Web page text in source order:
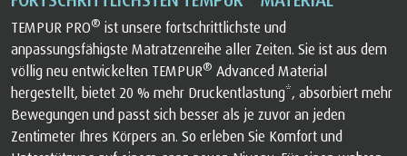
TEMPUR PRO® ist unsere fortschrittlichste und
anpassungsfähigste Matratzenreihe aller Zeiten. Sie ist aus dem
völlig neu entwickelten TEMPUR® Advanced Material
hergestellt, bietet 20 % mehr Druckentlastung*, absorbiert mehr
Bewegungen und passt sich besser als je zuvor an jeden
Zentimeter Ihres Körpers an. So erleben Sie Komfort und